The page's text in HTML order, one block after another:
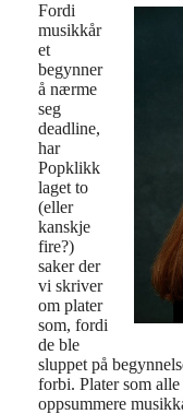
Fordi
musikkår
et
begynner
å nærme
seg
deadline,
har
Popklikk
laget to
(eller
kanskje
fire?)
saker der
vi skriver
om plater
som, fordi
de ble
sluppet på
forbi. Plater som
oppsummere